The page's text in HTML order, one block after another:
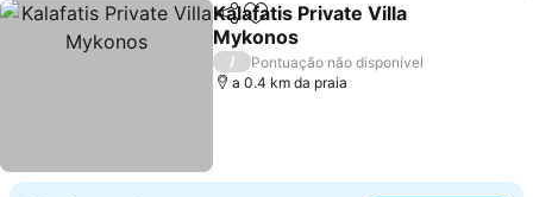
PartilharAdicionar aos favoritos
Kalafatis Private Villa
Mykonos
Ver preços
/
Pontuação não disponível
a 0.4 km da praia